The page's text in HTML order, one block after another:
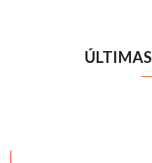
ÚLTIMAS